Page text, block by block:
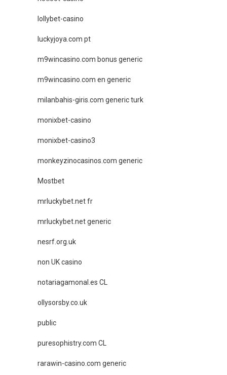
lollybet-casino
luckyjoya.com pt
m9wincasino.com bonus generic
m9wincasino.com en generic
milanbahis-giris.com generic turk
monixbet-casino
monixbet-casino3
monkeyzinocasinos.com generic
Mostbet
mrluckybet.net fr
mrluckybet.net generic
nesrf.org.uk
non UK casino
notariagamonal.es CL
ollysorsby.co.uk
public
puresophistry.com CL
rarawin-casino.com generic